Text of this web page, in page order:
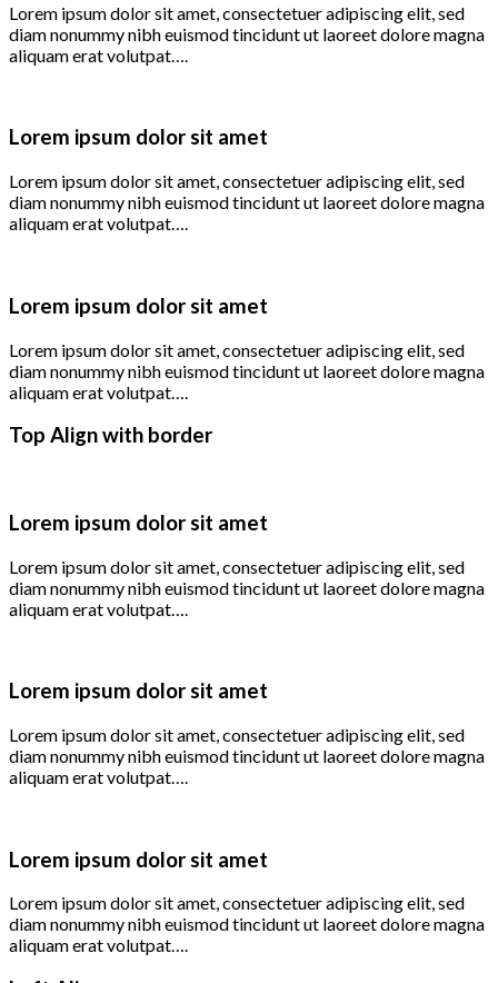
Lorem ipsum dolor sit amet, consectetuer adipiscing elit, sed
diam nonummy nibh euismod tincidunt ut laoreet dolore magna
aliquam erat volutpat….
Lorem ipsum dolor sit amet
Lorem ipsum dolor sit amet, consectetuer adipiscing elit, sed
diam nonummy nibh euismod tincidunt ut laoreet dolore magna
aliquam erat volutpat….
Lorem ipsum dolor sit amet
Lorem ipsum dolor sit amet, consectetuer adipiscing elit, sed
diam nonummy nibh euismod tincidunt ut laoreet dolore magna
aliquam erat volutpat….
Top Align with border
Lorem ipsum dolor sit amet
Lorem ipsum dolor sit amet, consectetuer adipiscing elit, sed
diam nonummy nibh euismod tincidunt ut laoreet dolore magna
aliquam erat volutpat….
Lorem ipsum dolor sit amet
Lorem ipsum dolor sit amet, consectetuer adipiscing elit, sed
diam nonummy nibh euismod tincidunt ut laoreet dolore magna
aliquam erat volutpat….
Lorem ipsum dolor sit amet
Lorem ipsum dolor sit amet, consectetuer adipiscing elit, sed
diam nonummy nibh euismod tincidunt ut laoreet dolore magna
aliquam erat volutpat….